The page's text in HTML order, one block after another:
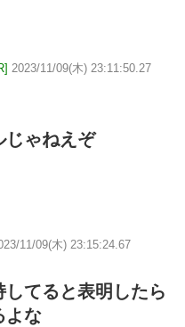
2023/11/09(木) 23:11:50.27
じゃねえぞ
11/09(木) 23:15:24.67
てると表明したら
よな